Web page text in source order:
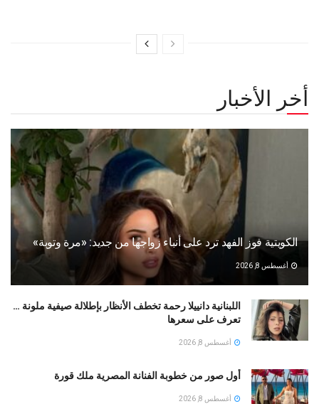
أخر الأخبار
الكويتية فوز الفهد ترد على أنباء زواجها من جديد: «مرة وتوبة» ‏
أغسطس 8, 2026
اللبنانية دانييلا رحمة تخطف الأنظار بإطلالة صيفية ملونة …
تعرف على سعرها
أغسطس 8, 2026
أول صور من خطوبة الفنانة المصرية ملك قورة
أغسطس 8, 2026